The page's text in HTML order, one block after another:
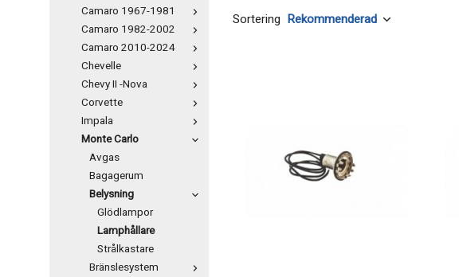
Camaro 1967-1981
Camaro 1982-2002
Camaro 2010-2024
Chevelle
Chevy II -Nova
Corvette
Impala
Monte Carlo
Avgas
Bagagerum
Belysning
Glödlampor
Lamphållare
Strålkastare
Bränslesystem
Sortering